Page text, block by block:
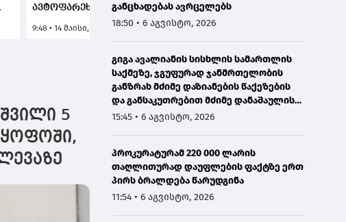
ავტოფარეხებისა და
შემოღობვების
9:48 • 14 მაისი, 2026
გმირის - ზურაბ
ბეგიაშვილის
10:59 • 28 მაისი, 2026
5
განცხადებას ავრცელებს
18:50 • 6 აგვისტო, 2026
გიგა ავალიანის სისხლის სამართლის
საქმეზე, ჯგუფურად ჯანმრთელობის
განზრახ მძიმე დაზიანების წაქეზების
და განსაკუთრებით მძიმე დანაშაულის
შეუტყობინებლობის ფაქტებზე ორ პირს
15:45 • 6 აგვისტო, 2026
პროკურატურამ 220 000 ლარის
თაღლითურად დაუფლების ფაქტზე ერთ
პირს ბრალდება წარუდგინა
11:54 • 6 აგვისტო, 2026